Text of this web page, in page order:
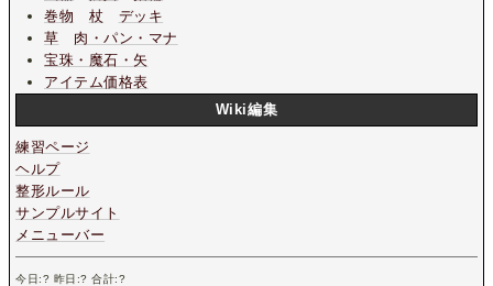
巻物
杖
デッキ
草
肉・パン・マナ
宝珠・魔石・矢
アイテム価格表
Wiki編集
練習ページ
ヘルプ
整形ルール
サンプルサイト
メニューバー
今日:? 昨日:? 合計:?